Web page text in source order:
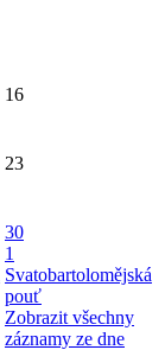
16
23
30
1
Svatobartolomějská
pouť
Zobrazit všechny
záznamy ze dne